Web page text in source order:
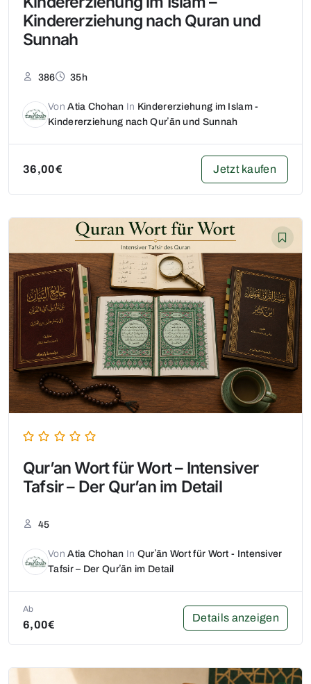
Kindererziehung nach Quran und
Sunnah
386 35h
VonAtia Chohan In Kindererziehung im Islam -
Kindererziehung nach Qurʼān und Sunnah
36,00€ Jetzt kaufen
Qurʼan Wort für Wort – Intensiver
Tafsir – Der Qurʼan im Detail
45
VonAtia Chohan In Qurʼān Wort für Wort - Intensiver
Tafsir – Der Qurʼān im Detail
Ab
6,00€
Details anzeigen